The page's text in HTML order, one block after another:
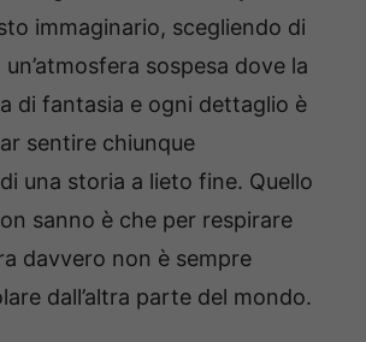
immaginario, scegliendo di
sospesa dove la
di fantasia e ogni dettaglio è
sentire chiunque
una storia a lieto fine. Quello
sanno è che per respirare
davvero non è sempre
dall’altra parte del mondo.